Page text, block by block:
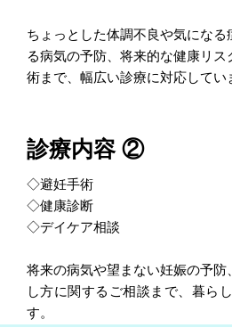
ちょっとした体調不良や気にな
る病気の予防、将来的な健康リ
術まで、幅広い診療に対応してい
診療内容 ②
◇避妊手術
◇健康診断
◇デイケア相談
将来の病気や望まない妊娠の予
し方に関するご相談まで、暮ら
す。